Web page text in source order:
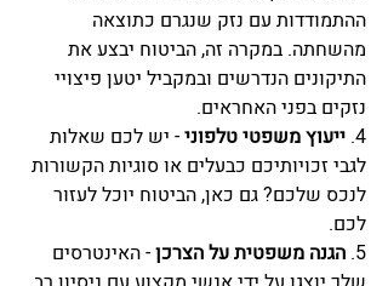
ההתמודדות עם נזק שנגרם כתוצאה
מהשחתה. במקרה זה, הביטוח יבצע את
התיקונים הנדרשים ובמקביל יטען פיצויי
נזקים בפני האחראים.
4. ייעוץ משפטי טלפוני - יש לכם שאלות
לגבי זכויותיכם כבעלים או סוגיות הקשורות
לנכס שלכם? גם כאן, הביטוח יוכל לעזור
לכם.
5. הגנה משפטית על הצרכן - האינטרסים